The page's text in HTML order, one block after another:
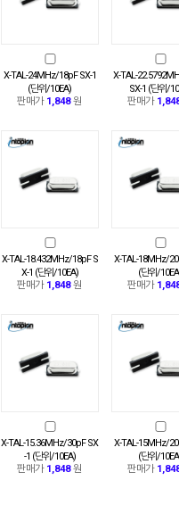
X-TAL-24MHz/18pF SX-1
(단위/10EA)
판매가 1,848원
X-TAL-
SX-1 (단위/
판매가
X-TAL-18.432MHz/18pF S
X-1 (단위/10EA)
판매가 1,848원
X-TAL-18MHz/
(단위/
판매가
X-TAL-15.36MHz/30pF SX
-1 (단위/10EA)
판매가 1,848원
X-TAL-15MHz/
(단위/
판매가